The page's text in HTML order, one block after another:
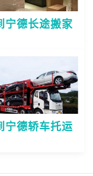
宁德长途搬家
宁德轿车托运